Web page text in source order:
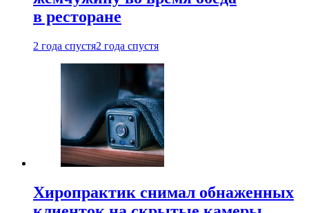
в ресторане
2 года спустя2 года спустя
Хиропрактик снимал обнаженных